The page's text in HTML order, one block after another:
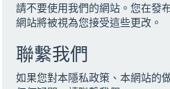
請不要使用我們的網站。您在發
網站將被視為您接受這些更改。
聯繫我們
如果您對本隱私政策、本網站的